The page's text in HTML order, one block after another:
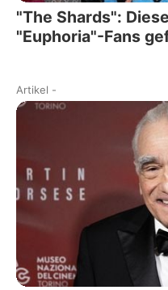
"The Shards":
"Euphoria"-Fans
Artikel -